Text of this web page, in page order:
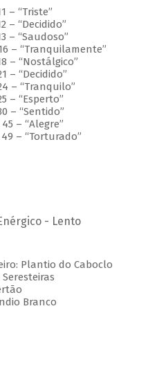
– “Triste”
– “Decidido”
– “Saudoso”
– “Tranquilamente”
– “Nostálgico”
– “Decidido”
– “Tranquilo”
– “Esperto”
– “Sentido”
– “Alegre”
– “Torturado”
- Lento
Plantio do Caboclo
Branco